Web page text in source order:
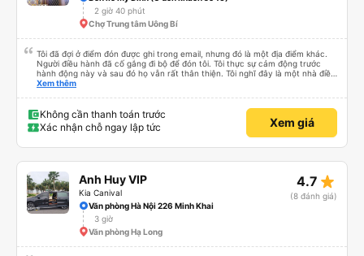
2 giờ 40 phút
Chợ Trung tâm Uông Bí
Tôi đã đợi ở điểm đón được ghi trong email, nhưng đó là một địa điểm khác.
Người điều hành đã cố gắng đi bộ để đón tôi. Tôi thực sự cảm động trước
hành động này và sau đó họ vẫn rất thân thiện. Tôi nghĩ đây là một nhà điều
hành xe buýt rất đáng tin cậy.
Xem thêm
Không cần thanh toán trước
Xác nhận chỗ ngay lập tức
Xem giá
Anh Huy VIP
Kia Canival
4.7 star_rate
(8 đánh giá)
Văn phòng Hà Nội 226 Minh Khai
3 giờ
Văn phòng Hạ Long